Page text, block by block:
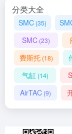
分类大全
SMC (35)
SMC (23)
费斯托 (18)
气缸(14)
AirTAC (9)